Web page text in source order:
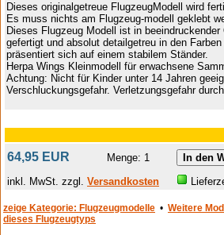
Dieses originalgetreue FlugzeugModell wird
Es muss nichts am Flugzeug-modell geklebt
Dieses Flugzeug Modell ist in
gefertigt und absolut detailgetreu in den
präsentiert sich auf einem stabilem Ständer.
Herpa Wings Kleinmodell für erwachsene
Achtung: Nicht für Kinder unter 14 Jahren
Verschluckungsgefahr. Verletzungsgefahr
64,95 EUR
Menge: 1
inkl. MwSt. zzgl. Versandkosten
zeige Kategorie: Flugzeugmodelle • Weitere
dieses Flugzeugtyps